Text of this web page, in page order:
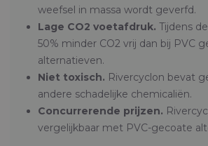
weefsel in massa wordt geverfd.
Lage CO2 voetafdruk. Tijdens
50% minder CO2 vrij dan bij PVC
alternatieven.
Niet toxisch. Rivercyclon bevat
andere schadelijke chemicaliën.
Concurrerende prijzen.
vergelijkbaar met PVC-gecoate